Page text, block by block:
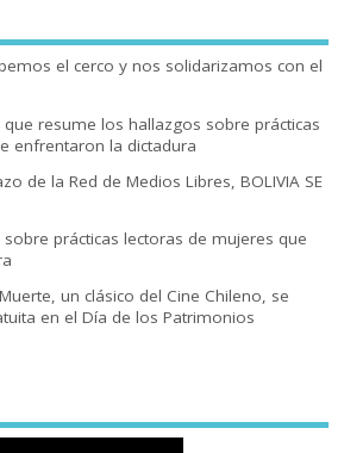
el cerco y nos solidarizamos con el
que resume los hallazgos sobre prácticas
enfrentaron la dictadura
de la Red de Medios Libres, BOLIVIA SE
prácticas lectoras de mujeres que
un clásico del Cine Chileno, se
en el Día de los Patrimonios